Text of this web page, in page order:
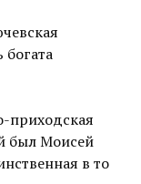
приходская
был Моисей
в то